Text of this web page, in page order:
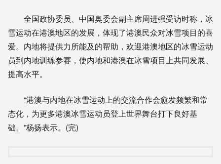
全国政协委员、中国奥委会副主席周进强受访时称，冰
雪运动在港澳地区的发展，体现了港澳民众对冰雪项目的喜
爱。内地将提供力所能及的帮助，欢迎港澳地区的冰雪运动
员到内地训练参赛，使内地和港澳在冰雪项目上共同发展、
提高水平。
“港澳与内地在冰雪运动上的交流合作会愈发频繁和常
态化，为更多港澳冰雪运动员登上世界舞台打下良好基
础。”杨扬表示。(完)